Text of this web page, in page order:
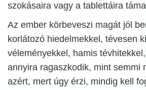
szokásaira vagy a tablettáira
Az ember körbeveszi magát jól
korlátozó hiedelmekkel, tévesen
véleményekkel, hamis
annyira ragaszkodik, mint semmi
azért, mert úgy érzi, mindig kell